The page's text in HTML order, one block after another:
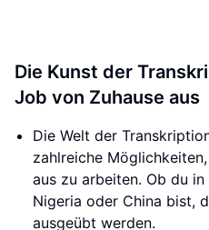
Die Kunst der
Job von Zuhause aus
Die Welt der
zahlreiche
aus zu arbeiten. Ob du
Nigeria oder China bist,
ausgeübt werden.